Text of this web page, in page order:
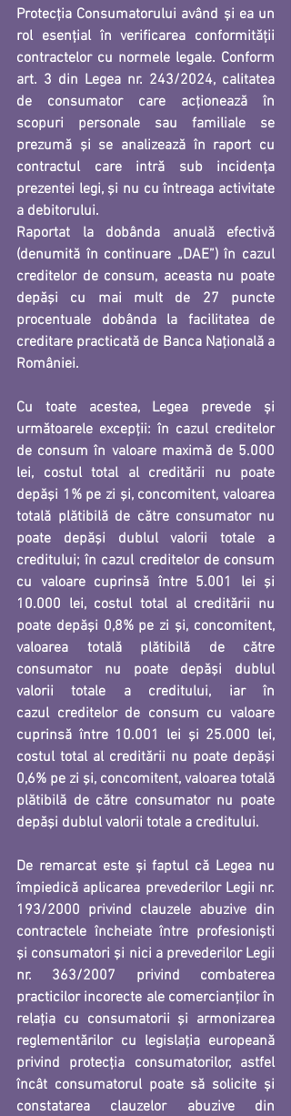
Protecția Consumatorului având și ea un
rol esențial în verificarea conformității
contractelor cu normele legale. Conform
art. 3 din Legea nr. 243/2024, calitatea
de consumator care acţionează în
scopuri personale sau familiale se
prezumă şi se analizează în raport cu
contractul care intră sub incidenţa
prezentei legi, şi nu cu întreaga activitate
a debitorului.
Raportat la dobânda anuală efectivă
(denumită în continuare „DAE”) în cazul
creditelor de consum, aceasta nu poate
depăşi cu mai mult de 27 puncte
procentuale dobânda la facilitatea de
creditare practicată de Banca Naţională a
României.
Cu toate acestea, Legea prevede și
următoarele excepții: în cazul creditelor
de consum în valoare maximă de 5.000
lei, costul total al creditării nu poate
depăşi 1% pe zi şi, concomitent, valoarea
totală plătibilă de către consumator nu
poate depăşi dublul valorii totale a
creditului; în cazul creditelor de consum
cu valoare cuprinsă între 5.001 lei şi
10.000 lei, costul total al creditării nu
poate depăşi 0,8% pe zi şi, concomitent,
valoarea totală plătibilă de către
consumator nu poate depăşi dublul
valorii totale a creditului, iar în
cazul creditelor de consum cu valoare
costul total al creditării nu poate depăşi
0,6% pe zi şi, concomitent, valoarea totală
plătibilă de către consumator nu poate
depăşi dublul valorii totale a creditului.
De remarcat este și faptul că Legea nu
împiedică aplicarea prevederilor Legii nr.
193/2000 privind clauzele abuzive din
contractele încheiate între profesionişti
şi consumatori şi nici a prevederilor Legii
nr. 363/2007 privind combaterea
practicilor incorecte ale comercianţilor în
relaţia cu consumatorii şi armonizarea
reglementărilor cu legislaţia europeană
privind protecţia consumatorilor, astfel
încât consumatorul poate să solicite și
constatarea clauzelor abuzive din